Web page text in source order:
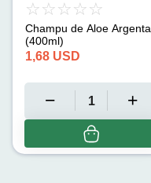
Champu de Aloe Argenta
(400ml)
1,68 USD